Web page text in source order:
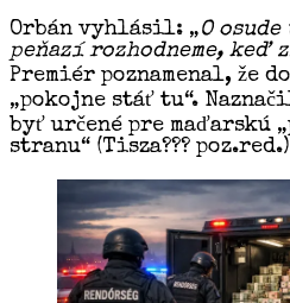
Orbán vyhlásil: „O
peňazí rozhodneme, keď
Premiér poznamenal, že
„pokojne stáť tu“.
byť určené pre maďarskú
stranu“ (Tisza???